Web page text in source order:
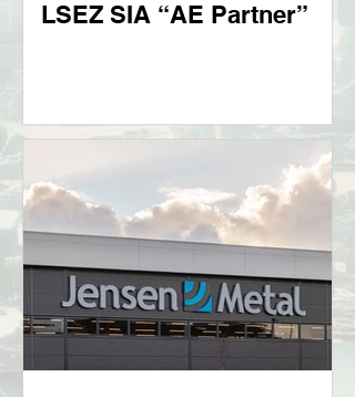
LSEZ SIA “AE Partner”